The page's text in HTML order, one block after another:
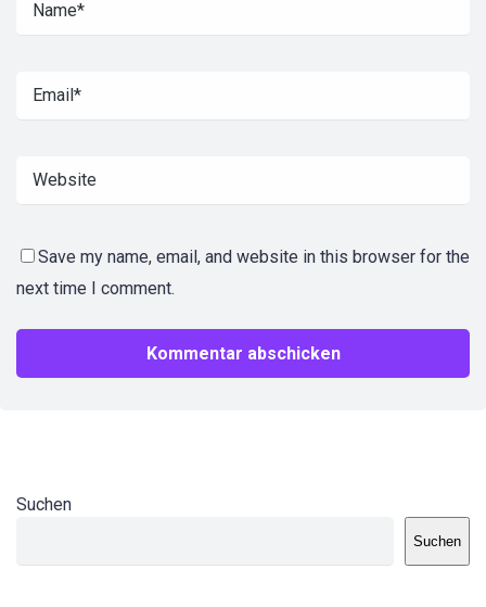
Save my name, email, and website in this browser for the
next time I comment.
Suchen
Suchen